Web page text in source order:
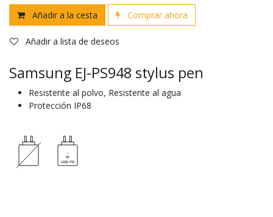
Añadir a la cesta Comprar ahora
Añadir a lista de deseos
Samsung EJ-PS948 stylus pen
Resistente al polvo, Resistente al agua
Protección IP68